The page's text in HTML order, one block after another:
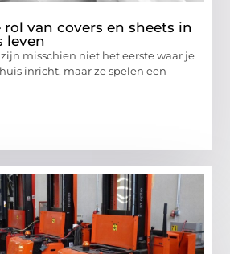
van covers en sheets in
leven
misschien niet het eerste waar je
inricht, maar ze spelen een